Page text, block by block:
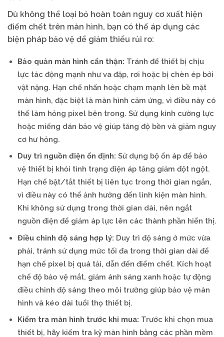
Dù không thể loại bỏ hoàn toàn nguy cơ xuất hiện
điểm chết trên màn hình, bạn có thể áp dụng các
biện pháp bảo vệ để giảm thiểu rủi ro:
Bảo quản màn hình cẩn thận: Tránh để thiết bị chịu
lực tác động mạnh như va đập, rơi hoặc bị chèn ép bởi
vật nặng. Hạn chế nhấn hoặc chạm mạnh lên bề mặt
màn hình, đặc biệt là màn hình cảm ứng, vì điều này có
thể làm hỏng pixel bên trong. Sử dụng kính cường lực
hoặc miếng dán bảo vệ giúp tăng độ bền và giảm nguy
cơ hư hỏng.
Duy trì nguồn điện ổn định: Sử dụng bộ ổn áp để bảo
vệ thiết bị khỏi tình trạng điện áp tăng giảm đột ngột.
Hạn chế bật/tắt thiết bị liên tục trong thời gian ngắn,
vì điều này có thể ảnh hưởng đến linh kiện màn hình.
Khi không sử dụng trong thời gian dài, nên ngắt
nguồn điện để giảm áp lực lên các thành phần hiển thị.
Điều chỉnh độ sáng hợp lý: Duy trì độ sáng ở mức vừa
phải, tránh sử dụng mức tối đa trong thời gian dài để
hạn chế pixel bị quá tải, dẫn đến điểm chết. Kích hoạt
chế độ bảo vệ mắt, giảm ánh sáng xanh hoặc tự động
điều chỉnh độ sáng theo môi trường giúp bảo vệ màn
hình và kéo dài tuổi thọ thiết bị.
Kiểm tra màn hình trước khi mua: Trước khi chọn mua
thiết bị, hãy kiểm tra kỹ màn hình bằng các phần mềm